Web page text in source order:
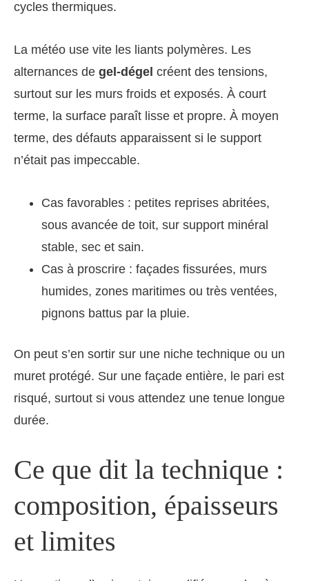
cycles thermiques.
La météo use vite les liants polymères. Les
alternances de gel-dégel créent des tensions,
surtout sur les murs froids et exposés. À court
terme, la surface paraît lisse et propre. À moyen
terme, des défauts apparaissent si le support
n’était pas impeccable.
Cas favorables : petites reprises abritées,
sous avancée de toit, sur support minéral
stable, sec et sain.
Cas à proscrire : façades fissurées, murs
humides, zones maritimes ou très ventées,
pignons battus par la pluie.
On peut s’en sortir sur une niche technique ou un
muret protégé. Sur une façade entière, le pari est
risqué, surtout si vous attendez une tenue longue
durée.
Ce que dit la technique :
composition, épaisseurs
et limites